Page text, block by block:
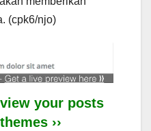
(cpk6/njo)
your posts
››